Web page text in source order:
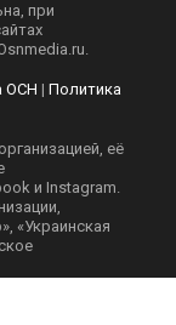
при
ОСН | Политика
её
и Instagram.
«Украинская